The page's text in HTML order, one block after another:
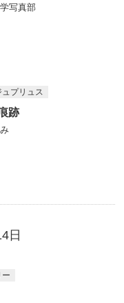
写真部
ュプリュス
跡
日
ー